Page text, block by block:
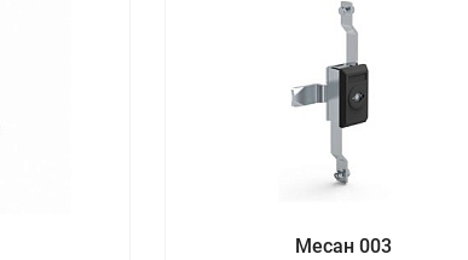
Месан 003